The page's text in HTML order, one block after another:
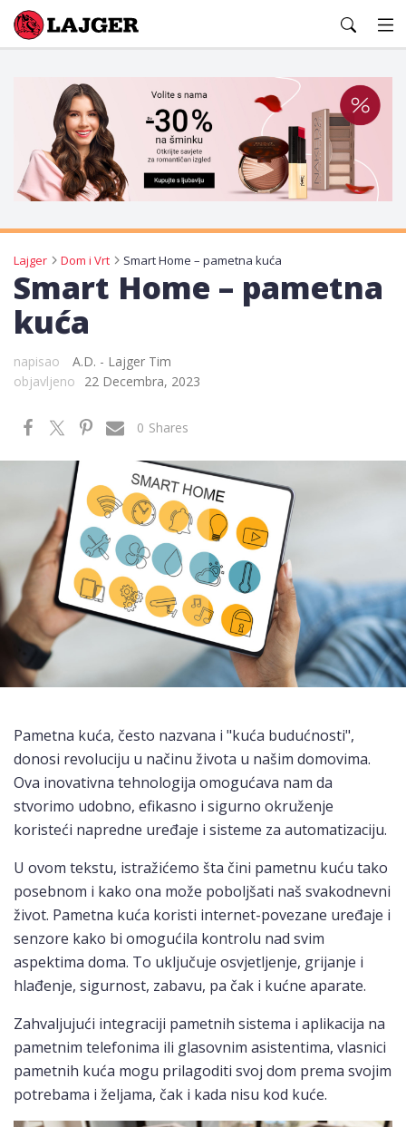
Lajger
Lajger Dom i Vrt Smart Home – pametna kuća
Smart Home – pametna
kuća
napisao
A.D. - Lajger Tim
objavljeno
22 Decembra, 2023
Shares
0
Pametna kuća, često nazvana i "kuća budućnosti",
donosi revoluciju u načinu života u našim domovima.
Ova inovativna tehnologija omogućava nam da
stvorimo udobno, efikasno i sigurno okruženje
koristeći napredne uređaje i sisteme za automatizaciju.
U ovom tekstu, istražićemo šta čini pametnu kuću tako
posebnom i kako ona može poboljšati naš svakodnevni
život. Pametna kuća koristi internet-povezane uređaje i
senzore kako bi omogućila kontrolu nad svim
aspektima doma. To uključuje osvjetljenje, grijanje i
hlađenje, sigurnost, zabavu, pa čak i kućne aparate.
Zahvaljujući integraciji pametnih sistema i aplikacija na
pametnim telefonima ili glasovnim asistentima, vlasnici
pametnih kuća mogu prilagoditi svoj dom prema svojim
potrebama i željama, čak i kada nisu kod kuće.